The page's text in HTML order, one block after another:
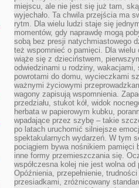
miejscu, ale nie jest się już tam,
wyjechało. Ta chwila przejścia ma
rytm. Dla wielu ludzi staje się
momentów, gdy naprawdę mogą
sobą bez presji natychmiastowego
też wspomnieć o pamięci. Dla wielu
wiąże się z dzieciństwem,
odwiedzinami u rodziny, wakacjami,
powrotami do domu, wycieczkami
ważnymi życiowymi
wagony zapisują wspomnienia.
przedziału, stukot kół, widok
herbata w papierowym kubku,
wpadające przez szybę – takie
po latach uruchomić silniejsze
spektakularnych wydarzeń. W tym
pociągiem bywa nośnikiem pamięci
inne formy przemieszczania się.
współczesna kolej nie jest wolna od
Opóźnienia, przepełnienie, trudności
przesiadkami, zróżnicowany